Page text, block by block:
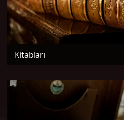
Kitabları